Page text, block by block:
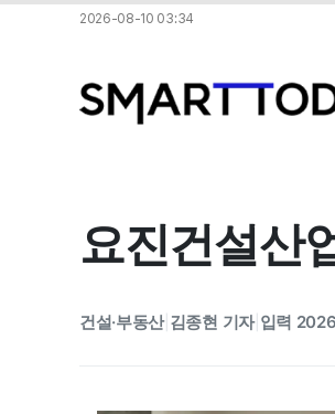
2026-08-10 03:34
요진건설산
건설·부동산| 김종현 기자| 입력